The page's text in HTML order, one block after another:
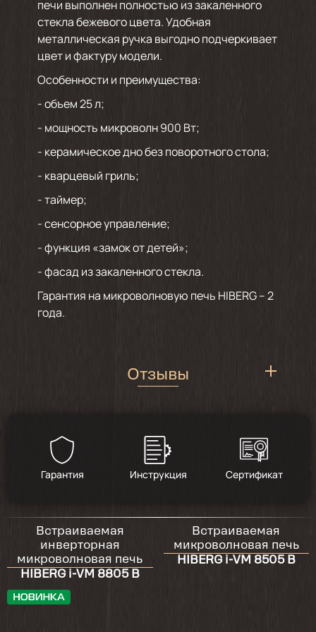
печи выполнен полностью из закаленного
стекла бежевого цвета. Удобная
металлическая ручка выгодно подчеркивает
цвет и фактуру модели.
Особенности и преимущества:
- объем 25 л;
- мощность микроволн 900 Вт;
- керамическое дно без поворотного стола;
- кварцевый гриль;
- таймер;
- сенсорное управление;
- функция «замок от детей»;
- фасад из закаленного стекла.
Гарантия на микроволновую печь HIBERG – 2
года.
Отзывы
8
Отлично рвботает и очень красивая.
Гарантия Инструкция Сертификат
Встраиваемая
инверторная
микроволновая печь
HIBERG i-VM 8805 B
Встраиваемая
микроволновая печь
HIBERG i-VM 8505 B